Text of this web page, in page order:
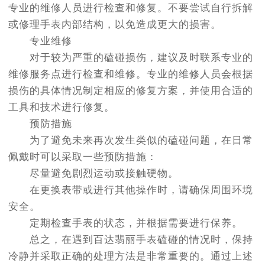
专业的维修人员进行检查和修复。不要尝试自行拆解
或修理手表内部结构，以免造成更大的损害。
专业维修
对于较为严重的磕碰损伤，建议及时联系专业的
维修服务点进行检查和维修。专业的维修人员会根据
损伤的具体情况制定相应的修复方案，并使用合适的
工具和技术进行修复。
预防措施
为了避免未来再次发生类似的磕碰问题，在日常
佩戴时可以采取一些预防措施：
尽量避免剧烈运动或接触硬物。
在更换表带或进行其他操作时，请确保周围环境
安全。
定期检查手表的状态，并根据需要进行保养。
总之，在遇到百达翡丽手表磕碰的情况时，保持
冷静并采取正确的处理方法是非常重要的。通过上述